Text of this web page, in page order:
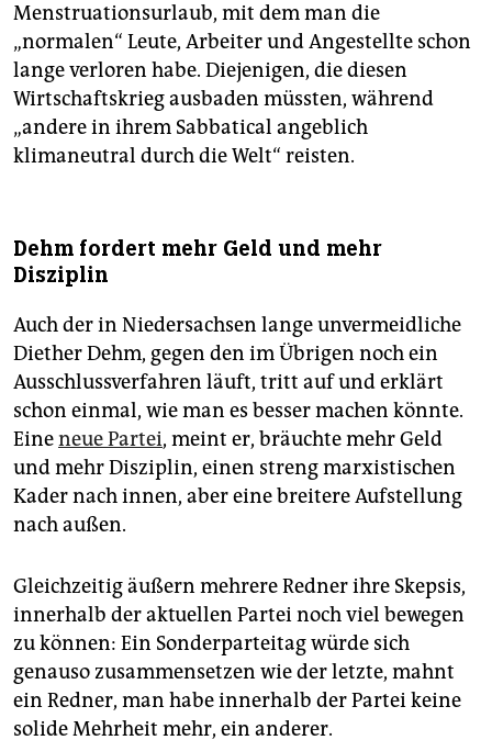
Menstruationsurlaub, mit dem man die
„normalen“ Leute, Arbeiter und Angestellte schon
lange verloren habe. Diejenigen, die diesen
Wirtschaftskrieg ausbaden müssten, während
„andere in ihrem Sabbatical angeblich
klimaneutral durch die Welt“ reisten.
Dehm fordert mehr Geld und mehr
Disziplin
Auch der in Niedersachsen lange unvermeidliche
Diether Dehm, gegen den im Übrigen noch ein
Ausschlussverfahren läuft, tritt auf und erklärt
schon einmal, wie man es besser machen könnte.
Eineneue Partei, meint er, bräuchte mehr Geld
und mehr Disziplin, einen streng marxistischen
Kader nach innen, aber eine breitere Aufstellung
nach außen.
Gleichzeitig äußern mehrere Redner ihre Skepsis,
innerhalb der aktuellen Partei noch viel bewegen
zu können: Ein Sonderparteitag würde sich
genauso zusammensetzen wie der letzte, mahnt
ein Redner, man habe innerhalb der Partei keine
solide Mehrheit mehr, ein anderer.